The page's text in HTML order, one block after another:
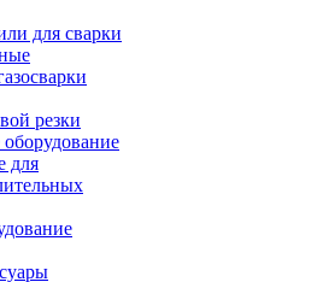
для сварки
резки
для